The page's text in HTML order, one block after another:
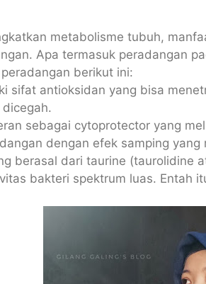
metabolisme tubuh,
Apa termasuk peradangan
berikut ini:
sifat antioksidan yang bisa
sebagai cytoprotector yang
dengan efek samping yang
berasal dari taurine (taurolidine
bakteri spektrum luas. Entah